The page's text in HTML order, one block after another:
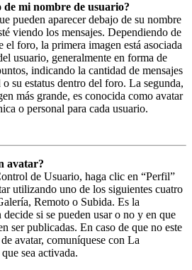
de mi nombre de usuario?
pueden aparecer debajo de su nombre
viendo los mensajes. Dependiendo de
foro, la primera imagen está asociada
usuario, generalmente en forma de
indicando la cantidad de mensajes
su estatus dentro del foro. La segunda,
más grande, es conocida como avatar
o personal para cada usuario.
avatar?
de Usuario, haga clic en “Perfil”
utilizando uno de los siguientes cuatro
Remoto o Subida. Es la
si se pueden usar o no y en que
ser publicadas. En caso de que no este
avatar, comuníquese con La
sea activada.